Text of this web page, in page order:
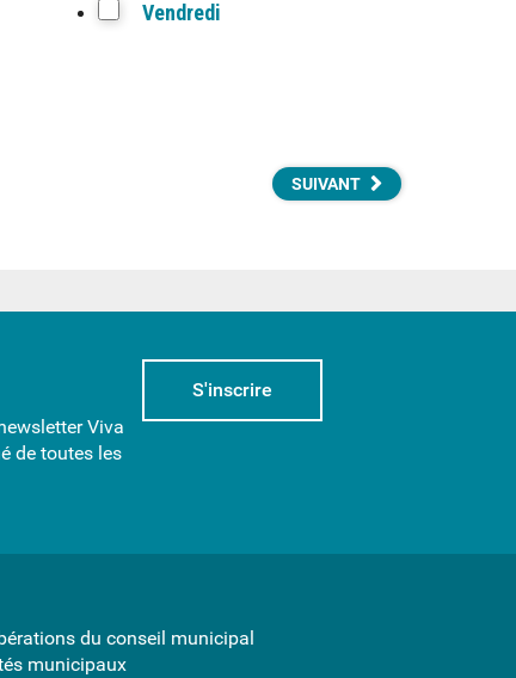
Vendredi
SUIVANT
Viva
de toutes les
S'inscrire
du conseil municipal
municipaux